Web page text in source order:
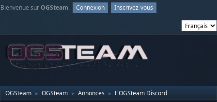
Bienvenue surOGSteam. Connexion Inscrivez-vous
OGSteam ► OGSteam ► Annonces ► L'OGSteam Discord